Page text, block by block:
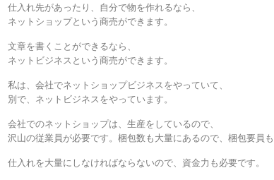
仕入れ先があったり、自分で物を作れるなら、
ネットショップという商売ができます。
文章を書くことができるなら、
ネットビジネスという商売ができます。
私は、会社でネットショップビジネスをやっていて、
別で、ネットビジネスをやっています。
会社でのネットショップは、生産をしているので、
沢山の従業員が必要です。梱包数も大量にあるので、梱包要員も
仕入れを大量にしなければならないので、資金力も必要です。